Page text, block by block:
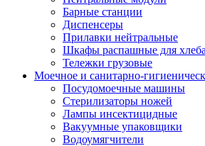
Барные станции
Диспенсеры
Прилавки нейтральные
Шкафы распашные для хлеба
Тележки грузовые
Моечное и санитарно-
Посудомоечные машины
Стерилизаторы ножей
Лампы инсектицидные
Вакуумные упаковщики
Водоумягчители